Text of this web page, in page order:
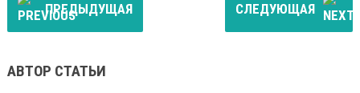
ПРЕДЫДУЩАЯ СЛЕДУЮЩАЯ
АВТОР СТАТЬИ